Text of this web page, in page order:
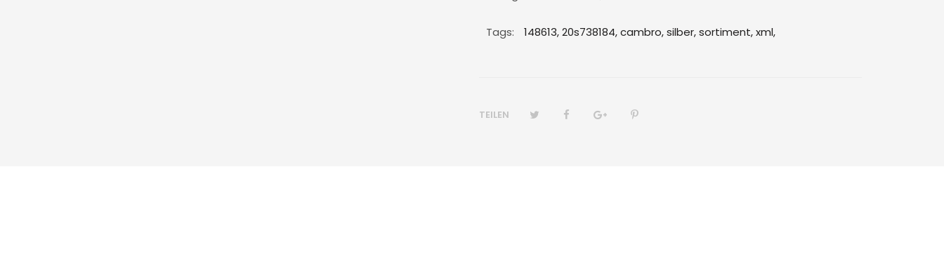
Tags: 148613,20s738184,cambro,silber,sortiment,xml,
TEILEN